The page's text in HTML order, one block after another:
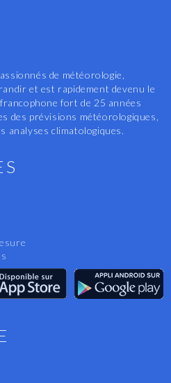
de météorologie,
et est rapidement devenu le
fort de 25 années
des prévisions météorologiques,
analyses climatologiques.